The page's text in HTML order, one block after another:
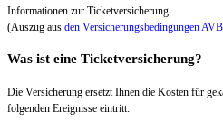
Informationen zur Ticketversicherung
(Auszug aus den Versicherungsbedingungen
Was ist eine Ticketversicherung?
Die Versicherung ersetzt Ihnen die Kosten für
folgenden Ereignisse eintritt: